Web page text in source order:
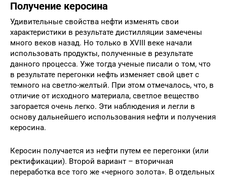
Получение керосина
Удивительные свойства нефти изменять свои
характеристики в результате дистилляции замечены
много веков назад. Но только в XVIII веке начали
использовать продукты, полученные в результате
данного процесса. Уже тогда ученые писали о том, что
в результате перегонки нефть изменяет свой цвет с
темного на светло-желтый. При этом отмечалось, что, в
отличие от исходного материала, светлое вещество
загорается очень легко. Эти наблюдения и легли в
основу дальнейшего использования нефти и получения
керосина.
Керосин получается из нефти путем ее перегонки (или
ректификации). Второй вариант – вторичная
переработка все того же «черного золота». В отдельных